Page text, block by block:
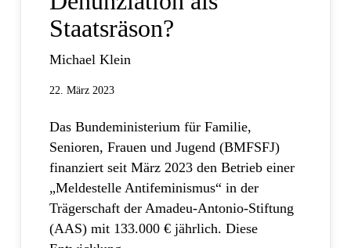
Staatsräson?
Michael Klein
22. März 2023
Das Bundeministerium für Familie,
Senioren, Frauen und Jugend (BMFSFJ)
finanziert seit März 2023 den Betrieb einer
„Meldestelle Antifeminismus“ in der
Trägerschaft der Amadeu-Antonio-Stiftung
(AAS) mit 133.000 € jährlich. Diese